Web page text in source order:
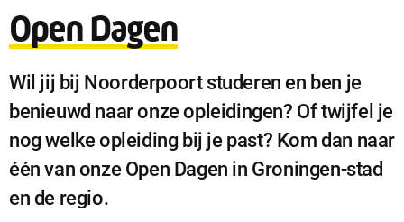
Open Dagen
Wil jij bij Noorderpoort studeren en ben je
benieuwd naar onze opleidingen? Of twijfel je
nog welke opleiding bij je past? Kom dan naar
één van onze Open Dagen in Groningen-stad
en de regio.